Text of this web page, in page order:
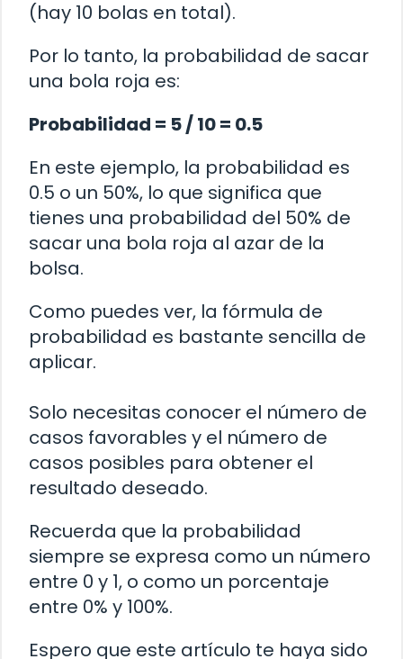
(hay 10 bolas en total).
Por lo tanto, la probabilidad de sacar
una bola roja es:
Probabilidad = 5 / 10 = 0.5
En este ejemplo, la probabilidad es
0.5 o un 50%, lo que significa que
tienes una probabilidad del 50% de
sacar una bola roja al azar de la
bolsa.
Como puedes ver, la fórmula de
probabilidad es bastante sencilla de
aplicar.
Solo necesitas conocer el número de
casos favorables y el número de
casos posibles para obtener el
resultado deseado.
Recuerda que la probabilidad
siempre se expresa como un número
entre 0 y 1, o como un porcentaje
entre 0% y 100%.
Espero que este artículo te haya sido